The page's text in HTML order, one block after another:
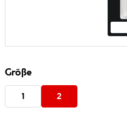
Größe
1 2